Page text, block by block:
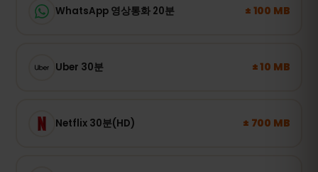
WhatsApp 영상통화 20분 ± 100 MB
Uber 30분 ± 10 MB
Netflix 30분(HD) ± 700 MB